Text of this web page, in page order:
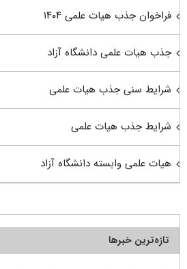
فراخوان جذب هیات علمی ۱۴۰۴
جذب هیات علمی دانشگاه آزاد
شرایط سنی جذب هیات علمی
شرایط جذب هیات علمی
هیات علمی وابسته دانشگاه آزاد
تازه‌ترین خبرها